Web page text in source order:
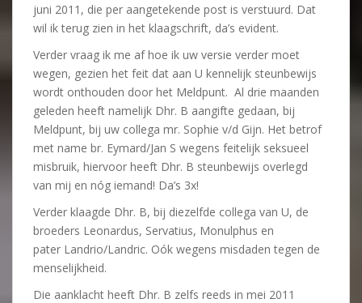
juni 2011, die per aangetekende post is verstuurd. Dat
wil ik terug zien in het klaagschrift, da’s evident.
Verder vraag ik me af hoe ik uw versie verder moet
wegen, gezien het feit dat aan U kennelijk steunbewijs
wordt onthouden door het Meldpunt. Al drie maanden
geleden heeft namelijk Dhr. B aangifte gedaan, bij
Meldpunt, bij uw collega mr. Sophie v/d Gijn. Het betrof
met name br. Eymard/Jan S wegens feitelijk seksueel
misbruik, hiervoor heeft Dhr. B steunbewijs overlegd
van mij en nóg iemand! Da’s 3x!
Verder klaagde Dhr. B, bij diezelfde collega van U, de
broeders Leonardus, Servatius, Monulphus en
pater Landrio/Landric. Oók wegens misdaden tegen de
menselijkheid.
Die aanklacht heeft Dhr. B zelfs reeds in mei 2011